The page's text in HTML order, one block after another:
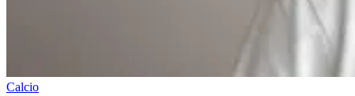
Calcio